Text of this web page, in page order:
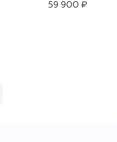
59 900 ₽